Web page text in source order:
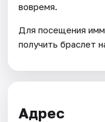
вовремя.
Для посещения
получить браслет
Адрес